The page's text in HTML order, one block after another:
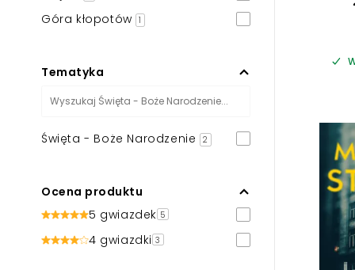
Góra kłopotów 1
Tematyka
Święta - Boże Narodzenie 2
Ocena produktu
5 gwiazdek 5
4 gwiazdki 3